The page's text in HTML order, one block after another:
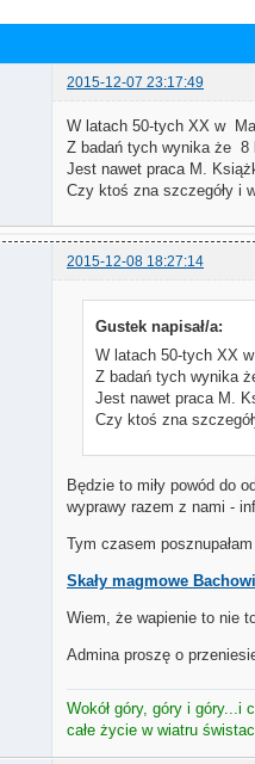
2015-12-07 23:17:49
W latach 50-tych XX w
Z badań tych wynika że 8
Jest nawet praca M.
Czy ktoś zna szczegóły i
2015-12-08 18:27:14
Gustek napisał/a:
W latach 50-tych XX
Z badań tych wynika
Jest nawet praca M.
Czy ktoś zna
Będzie to miły powód do
wyprawy razem z nami -
Tym czasem posznupałam
Skały magmowe
Wiem, że wapienie to nie
Admina proszę o
Wokół góry, góry i góry...i
całe życie w wiatru